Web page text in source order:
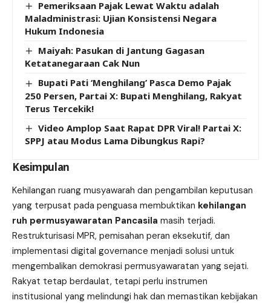
Pemeriksaan Pajak Lewat Waktu adalah
Maladministrasi: Ujian Konsistensi Negara
Hukum Indonesia
Maiyah: Pasukan di Jantung Gagasan
Ketatanegaraan Cak Nun
Bupati Pati ‘Menghilang’ Pasca Demo Pajak
250 Persen, Partai X: Bupati Menghilang, Rakyat
Terus Tercekik!
Video Amplop Saat Rapat DPR Viral! Partai X:
SPPJ atau Modus Lama Dibungkus Rapi?
Kesimpulan
Kehilangan ruang musyawarah dan pengambilan keputusan
yang terpusat pada penguasa membuktikan kehilangan
ruh permusyawaratan Pancasila masih terjadi.
Restrukturisasi MPR, pemisahan peran eksekutif, dan
implementasi digital governance menjadi solusi untuk
mengembalikan demokrasi permusyawaratan yang sejati.
Rakyat tetap berdaulat, tetapi perlu instrumen
institusional yang melindungi hak dan memastikan kebijakan